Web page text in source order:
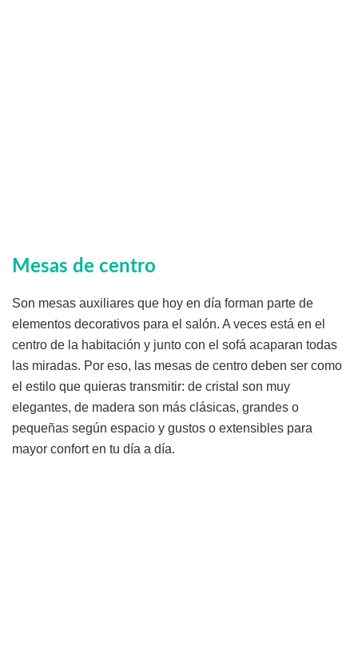
Mesas de centro
Son mesas auxiliares que hoy en día forman parte de
elementos decorativos para el salón. A veces está en el
centro de la habitación y junto con el sofá acaparan todas
las miradas. Por eso, las mesas de centro deben ser como
el estilo que quieras transmitir: de cristal son muy
elegantes, de madera son más clásicas, grandes o
pequeñas según espacio y gustos o extensibles para
mayor confort en tu día a día.